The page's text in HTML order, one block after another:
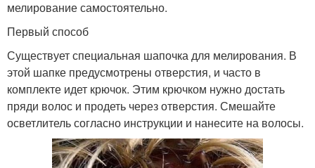
мелирование самостоятельно.
Первый способ
Существует специальная шапочка для мелирования. В
этой шапке предусмотрены отверстия, и часто в
комплекте идет крючок. Этим крючком нужно достать
пряди волос и продеть через отверстия. Смешайте
осветлитель согласно инструкции и нанесите на волосы.